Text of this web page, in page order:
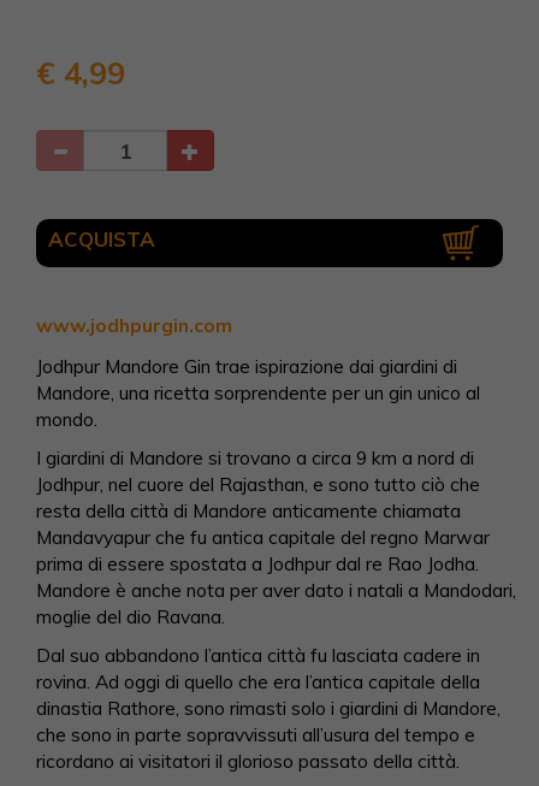
€ 4,99
ACQUISTA
www.jodhpurgin.com
Jodhpur Mandore Gin trae ispirazione dai giardini di
Mandore, una ricetta sorprendente per un gin unico al
mondo.
I giardini di Mandore si trovano a circa 9 km a nord di
Jodhpur, nel cuore del Rajasthan, e sono tutto ciò che
resta della città di Mandore anticamente chiamata
Mandavyapur che fu antica capitale del regno Marwar
prima di essere spostata a Jodhpur dal re Rao Jodha.
Mandore è anche nota per aver dato i natali a Mandodari,
moglie del dio Ravana.
Dal suo abbandono l’antica città fu lasciata cadere in
rovina. Ad oggi di quello che era l’antica capitale della
dinastia Rathore, sono rimasti solo i giardini di Mandore,
che sono in parte sopravvissuti all’usura del tempo e
ricordano ai visitatori il glorioso passato della città.